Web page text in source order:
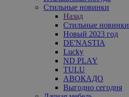
Стильные новинки
Назад
Стильные новинки
Новый 2023 год
DE'NASTIA
Lucky
ND PLAY
TULU
АВОКАДО
Выгодно сегодня